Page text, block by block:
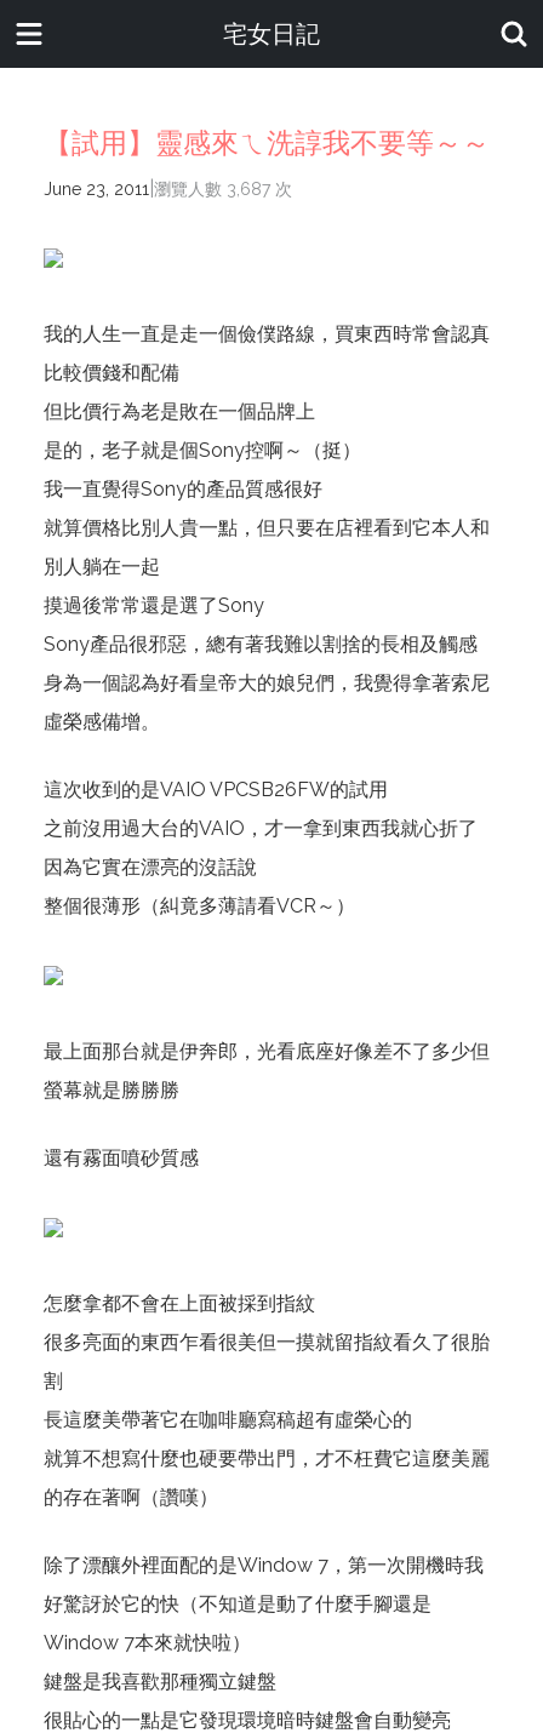
宅女日記
【試用】靈感來ㄟ洗諄我不要等～～
June 23, 2011 瀏覽人數 3,687 次
我的人生一直是走一個儉僕路線，買東西時常會認真
比較價錢和配備
但比價行為老是敗在一個品牌上
是的，老子就是個Sony控啊～（挺）
我一直覺得Sony的產品質感很好
就算價格比別人貴一點，但只要在店裡看到它本人和
別人躺在一起
摸過後常常還是選了Sony
Sony產品很邪惡，總有著我難以割捨的長相及觸感
身為一個認為好看皇帝大的娘兒們，我覺得拿著索尼
虛榮感備增。
這次收到的是VAIO VPCSB26FW的試用
之前沒用過大台的VAIO，才一拿到東西我就心折了
因為它實在漂亮的沒話說
整個很薄形（糾竟多薄請看VCR～）
最上面那台就是伊奔郎，光看底座好像差不了多少但
螢幕就是勝勝勝
還有霧面噴砂質感
怎麼拿都不會在上面被採到指紋
很多亮面的東西乍看很美但一摸就留指紋看久了很胎
割
長這麼美帶著它在咖啡廳寫稿超有虛榮心的
就算不想寫什麼也硬要帶出門，才不枉費它這麼美麗
的存在著啊（讚嘆）
除了漂釀外裡面配的是Window 7，第一次開機時我
好驚訝於它的快（不知道是動了什麼手腳還是
Window 7本來就快啦）
鍵盤是我喜歡那種獨立鍵盤
很貼心的一點是它發現環境暗時鍵盤會自動變亮